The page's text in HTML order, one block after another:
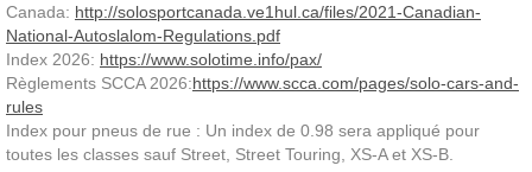
Canada: http://solosportcanada.ve1hul.ca/files/2021-Canadian-
National-Autoslalom-Regulations.pdf
Index 2026: https://www.solotime.info/pax/
Règlements SCCA 2026:https://www.scca.com/pages/solo-cars-and-
rules
Index pour pneus de rue : Un index de 0.98 sera appliqué pour
toutes les classes sauf Street, Street Touring, XS-A et XS-B.